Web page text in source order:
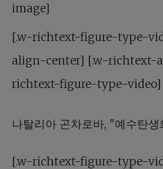
image]
[.w-richtext-figure-type-
align-center] [.w-richtext-
richtext-figure-type-video]
나탈리아 곤차로바, "예수탄
[.w-richtext-figure-type-